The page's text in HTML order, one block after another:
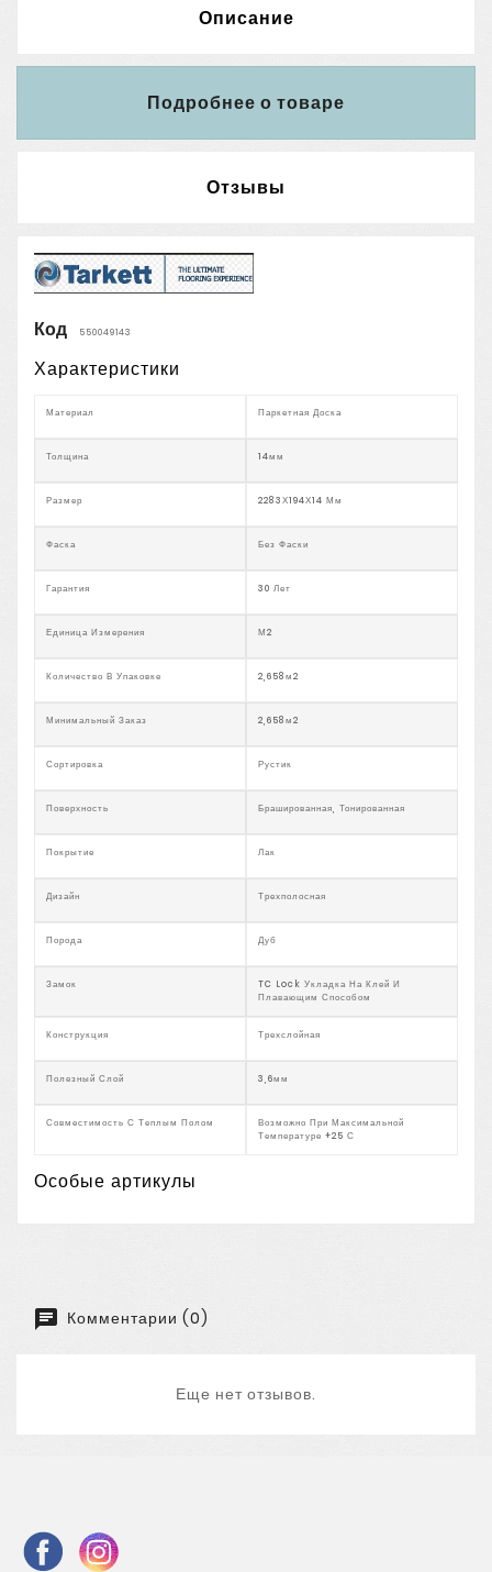
Описание
Подробнее о товаре
Отзывы
Код 550049143
Характеристики
Материал Паркетная Доска
Толщина 14мм
Размер 2283Х194Х14 Мм
Фаска Без Фаски
Гарантия 30 Лет
Единица Измерения М2
Количество В Упаковке 2,658м2
Минимальный Заказ 2,658м2
Сортировка Рустик
Поверхность Брашированная, Тонированная
Покрытие Лак
Дизайн Трехполосная
Порода Дуб
Замок
TC Lock Укладка На Клей И
Плавающим Способом
Конструкция Трехслойная
Полезный Слой 3,6мм
Совместимость С Теплым Полом
Возможно При Максимальной
Температуре +25 С
Особые артикулы
Комментарии (0)
Еще нет отзывов.